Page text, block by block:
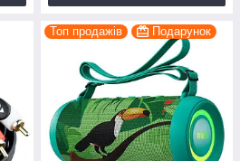
Топ продажів Подарунок